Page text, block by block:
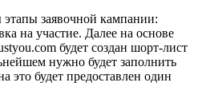
заявочной кампании:
на участие. Далее на основе
будет создан шорт-лист
нужно будет заполнить
это будет предоставлен один